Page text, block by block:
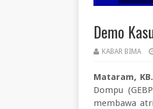
Demo
KABAR BIMA
Mataram,
Dompu
membawa